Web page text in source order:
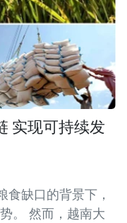
实现可持续发
食缺口的背景下，
。 然而，越南大